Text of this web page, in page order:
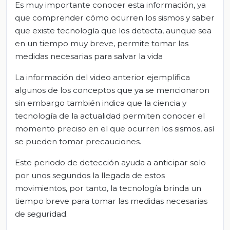
Es muy importante conocer esta información, ya
que comprender cómo ocurren los sismos y saber
que existe tecnología que los detecta, aunque sea
en un tiempo muy breve, permite tomar las
medidas necesarias para salvar la vida
La información del video anterior ejemplifica
algunos de los conceptos que ya se mencionaron
sin embargo también indica que la ciencia y
tecnología de la actualidad permiten conocer el
momento preciso en el que ocurren los sismos, así
se pueden tomar precauciones.
Este periodo de detección ayuda a anticipar solo
por unos segundos la llegada de estos
movimientos, por tanto, la tecnología brinda un
tiempo breve para tomar las medidas necesarias
de seguridad.